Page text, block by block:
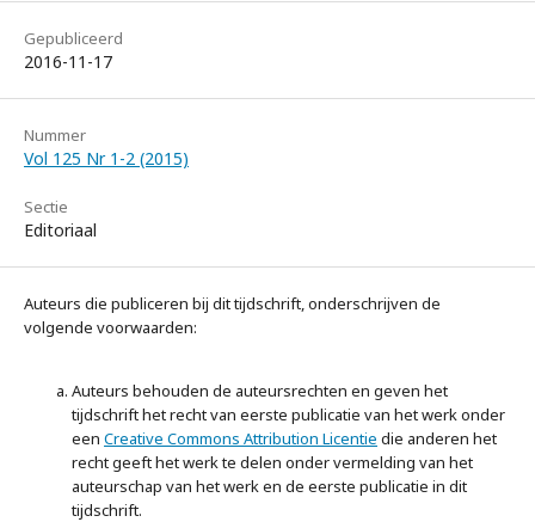
Gepubliceerd
2016-11-17
Nummer
Vol 125 Nr 1-2 (2015)
Sectie
Editoriaal
Auteurs die publiceren bij dit tijdschrift, onderschrijven de
volgende voorwaarden:
Auteurs behouden de auteursrechten en geven het
tijdschrift het recht van eerste publicatie van het werk onder
een Creative Commons Attribution Licentie die anderen het
recht geeft het werk te delen onder vermelding van het
auteurschap van het werk en de eerste publicatie in dit
tijdschrift.